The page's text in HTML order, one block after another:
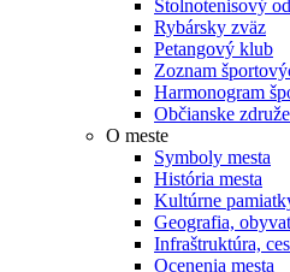
Stolnotenisový
Rybársky zväz
Petangový klub
Zoznam
Harmonogram
Občianske
O meste
Symboly mesta
História mesta
Kultúrne
Geografia,
Infraštruktúra,
Ocenenia mesta